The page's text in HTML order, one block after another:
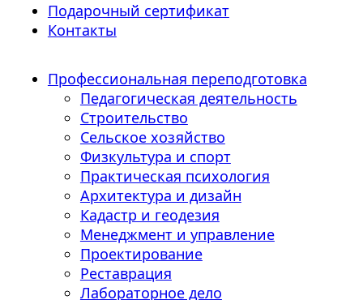
Подарочный сертификат
Контакты
Профессиональная переподготовка
Педагогическая деятельность
Строительство
Сельское хозяйство
Физкультура и спорт
Практическая психология
Архитектура и дизайн
Кадастр и геодезия
Менеджмент и управление
Проектирование
Реставрация
Лабораторное дело